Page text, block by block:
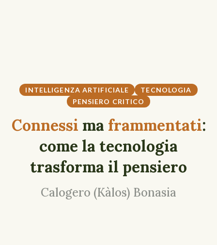
INTELLIGENZA ARTIFICIALE
TECNOLOGIA
PENSIERO CRITICO
Connessi ma frammentati:
come la tecnologia
trasforma il pensiero
Calogero (Kàlos) Bonasia